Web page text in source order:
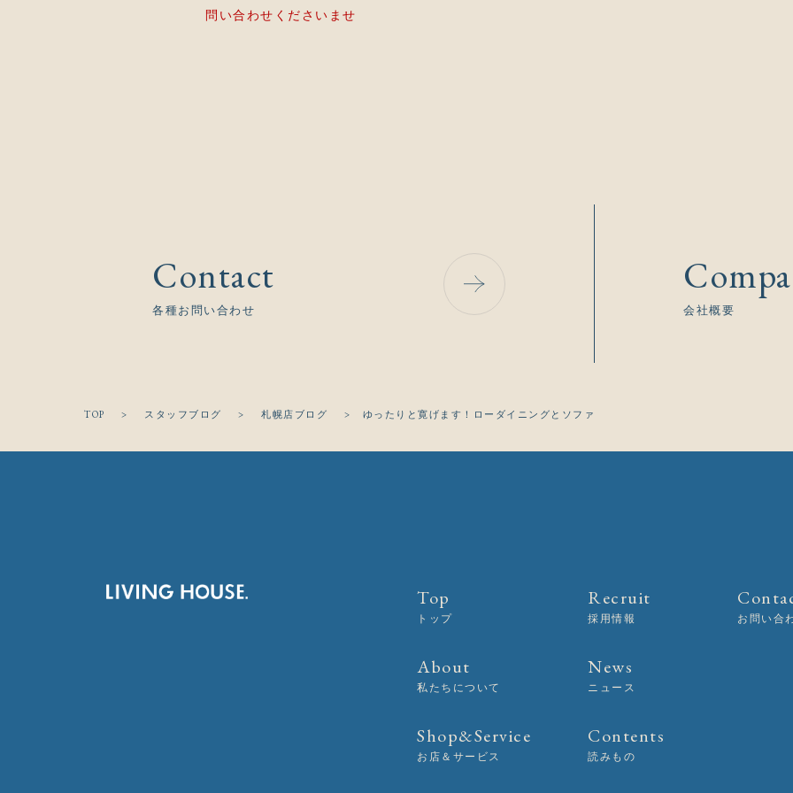
問い合わせくださいませ
Contact
各種お問い合わせ 会社概要
TOP > スタッフブログ > 札幌店ブログ > ゆったりと寛げます！ローダイニングとソファ
Top
トップ
About
私たちについて
Shop&Service
お店＆サービス
Recruit
採用情報
News
ニュース
Contents
読みもの
お問い合